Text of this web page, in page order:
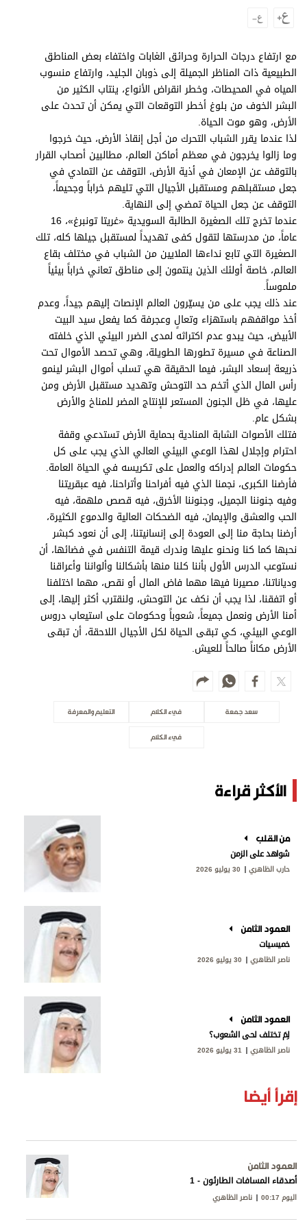
الترفيه
التعليم والمعرفة
الذكاء الاصطناعي
تغطيات
فيديو
بودكاست
إنفوجراف
قصة صورة
كاريكتير
برامج
عدد اليوم
مواقيت الصلاة
الأحوال الجوية
مع ارتفاع درجات الحرارة وحرائق الغابات واختفاء بعض المناطق
الطبيعية ذات المناظر الجميلة إلى ذوبان الجليد، وارتفاع منسوب
المياه في المحيطات، وخطر انقراض الأنواع، ينتاب الكثير من
البشر الخوف من بلوغ أخطر التوقعات التي يمكن أن تحدث على
الأرض، وهو موت الحياة.
لذا عندما يقرر الشباب التحرك من أجل إنقاذ الأرض، حيث خرجوا
وما زالوا يخرجون في معظم أماكن العالم، مطالبين أصحاب القرار
بالتوقف عن الإمعان في أذية الأرض، التوقف عن التمادي في
جعل مستقبلهم ومستقبل الأجيال التي تليهم خراباً وجحيماً،
التوقف عن جعل الحياة تمضي إلى النهاية.
عندما تخرج تلك الصغيرة الطالبة السويدية «غريتا تونبرغ»، 16
عاماً، من مدرستها لتقول كفى تهديداً لمستقبل جيلها كله، تلك
الصغيرة التي تابع نداءها الملايين من الشباب في مختلف بقاع
العالم، خاصة أولئك الذين ينتمون إلى مناطق تعاني خراباً بيئياً
ملموساً.
عند ذلك يجب على من يسيّرون العالم الإنصات إليهم جيداً، وعدم
أخذ مواقفهم باستهزاء وتعالٍ وعجرفة كما يفعل سيد البيت
الأبيض، حيث يبدو عدم اكتراثه لمدى الضرر البيئي الذي خلفته
الصناعة في مسيرة تطورها الطويلة، وهي تحصد الأموال تحت
ذريعة إسعاد البشر، فيما الحقيقة هي تسلب أموال البشر لينمو
رأس المال الذي أتخم حد التوحش وتهديد مستقبل الأرض ومن
عليها، في ظل الجنون المستعر للإنتاج المضر للمناخ والأرض
بشكل عام.
فتلك الأصوات الشابة المنادية بحماية الأرض تستدعي وقفة
احترام وإجلال لهذا الوعي البيئي العالي الذي يجب على كل
حكومات العالم إدراكه والعمل على تكريسه في الحياة العامة.
فأرضنا الكبرى، نجمنا الذي فيه أفراحنا وأتراحنا، فيه عبقريتنا
وفيه جنوننا الجميل، وجنوننا الأخرق، فيه قصص ملهمة، فيه
الحب والعشق والإيمان، فيه الضحكات العالية والدموع الكثيرة،
أرضنا بحاجة منا إلى العودة إلى إنسانيتنا، إلى أن نعود كبشر
نحبها كما كنا ونحنو عليها وندرك قيمة التنفس في فضائها، أن
نستوعب الدرس الأول بأننا كلنا منها بأشكالنا وألواننا وأعراقنا
ودياناتنا، مصيرنا فيها مهما فاض المال أو نقص، مهما اختلفنا
أو اتفقنا، لذا يجب أن نكف عن التوحش، ولنقترب أكثر إليها، إلى
أمنا الأرض ونعمل جميعاً، شعوباً وحكومات على استيعاب دروس
الوعي البيئي، كي تبقى الحياة لكل الأجيال اللاحقة، أن تبقى
الأرض مكاناً صالحاً للعيش.
سعد جمعة فيء الكلام التعليم والمعرفة
فيء الكلام
الأكثر قراءة
من القلب
شواهد على الزمن
حارب الظاهري 30 يوليو 2026
العمود الثامن
خميسيات
ناصر الظاهري 30 يوليو 2026
العمود الثامن
لِمَ تختلف لحى الشعوب؟
ناصر الظاهري 31 يوليو 2026
إقرأ أيضا
العمود الثامن
أصدقاء المسافات الطارئون - 1
اليوم 00:17 ناصر الظاهري